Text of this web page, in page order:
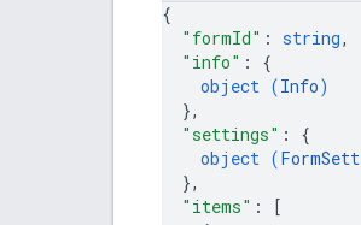
{
"formId" : string,
"info" : {
object (Info)
},
"settings" : {
object (
},
"items" :
[